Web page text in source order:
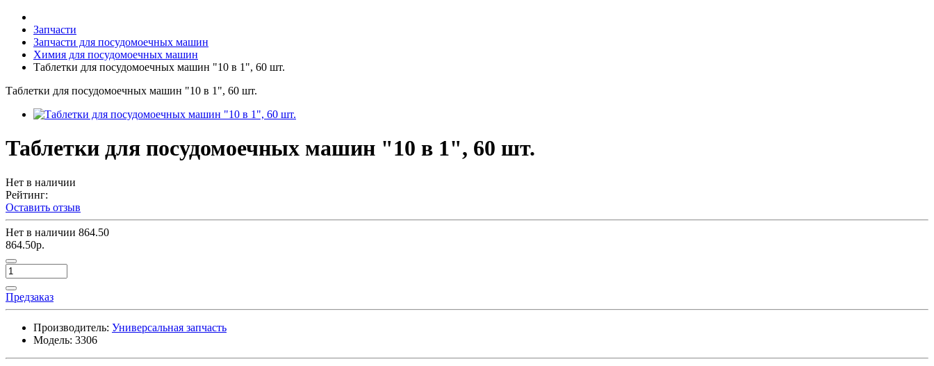
Запчасти
Запчасти для посудомоечных машин
Химия для посудомоечных машин
Таблетки для посудомоечных машин "10 в 1", 60 шт.
Таблетки для посудомоечных машин "10 в 1", 60 шт.
Таблетки для посудомоечных машин "10 в 1", 60 шт.
Нет в наличии
Рейтинг:
Оставить отзыв
Нет в наличии 864.50
864.50р.
Предзаказ
Производитель: Универсальная запчасть
Модель: 3306